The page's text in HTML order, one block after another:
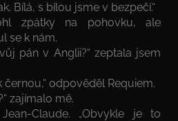
Bílá, s bílou jsme v bezpečí.“
zpátky na pohovku, ale
se k nám.
pán v Anglii?“ zeptala jsem
odpověděl Requiem.
zajímalo mě.
Jean-Claude. „Obvykle je to